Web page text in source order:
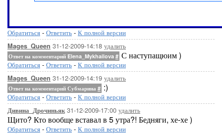
Обратиться - Ответить - К полной версии
Mages_Queen 31-12-2009-14:18 удалить
Ответ на комментарий Elena_Mykhailova # С наступащюим )
Обратиться - Ответить - К полной версии
Mages_Queen 31-12-2009-14:19 удалить
Ответ на комментарий Субмарина # :)
Обратиться - Ответить - К полной версии
Дивина_Дрочиньяк31-12-2009-17:00 удалить
Щито? Кто вообще вставал в 5 утра?! Бедняги, хе-хе )
Обратиться - Ответить - К полной версии